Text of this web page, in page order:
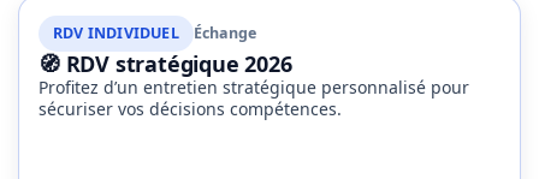
RDV INDIVIDUEL Échange
🧭 RDV stratégique 2026
Profitez d’un entretien stratégique personnalisé pour
sécuriser vos décisions compétences.